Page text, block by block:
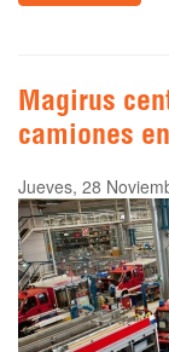
Magirus
camiones
Jueves, 28